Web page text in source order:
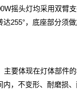
摇头灯均采用双臂
达255°，底座部分须
要体现在灯体部件
内，不变形、耐磨损